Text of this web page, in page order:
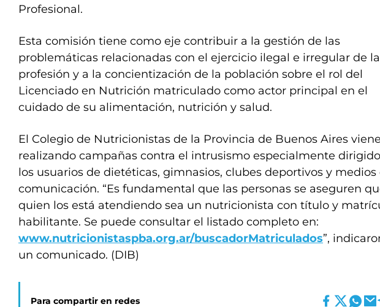
Profesional.
Esta comisión tiene como eje contribuir a la gestión de las
problemáticas relacionadas con el ejercicio ilegal e irregular de la
profesión y a la concientización de la población sobre el rol del
Licenciado en Nutrición matriculado como actor principal en el
cuidado de su alimentación, nutrición y salud.
El Colegio de Nutricionistas de la Provincia de Buenos Aires viene
realizando campañas contra el intrusismo especialmente
los usuarios de dietéticas, gimnasios, clubes deportivos y medios
comunicación. “Es fundamental que las personas se aseguren
quien los está atendiendo sea un nutricionista con título y
habilitante. Se puede consultar el listado completo en:
www.nutricionistaspba.org.ar/buscadorMatriculados”,
un comunicado. (DIB)
Para compartir en redes